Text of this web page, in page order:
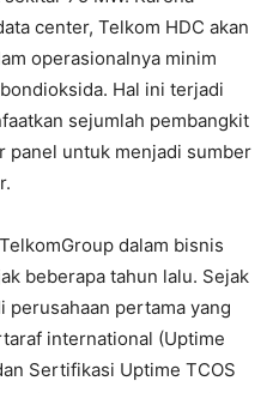
center, Telkom HDC akan
operasionalnya minim
Hal ini terjadi
sejumlah pembangkit
panel untuk menjadi sumber
dalam bisnis
beberapa tahun lalu. Sejak
perusahaan pertama yang
international (Uptime
Sertifikasi Uptime TCOS